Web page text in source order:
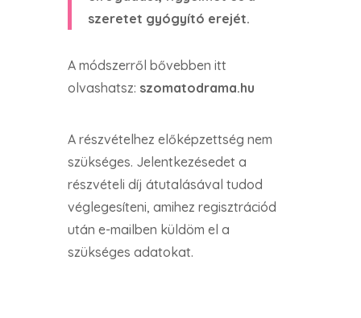
szeretet gyógyító erejét.
A módszerről bővebben itt
olvashatsz: szomatodrama.hu
A részvételhez előképzettség nem
szükséges. Jelentkezésedet a
részvételi díj átutalásával tudod
véglegesíteni, amihez regisztrációd
után e-mailben küldöm el a
szükséges adatokat.